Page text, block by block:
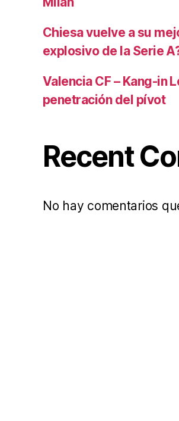
Chiesa vuelve a su
explosivo de la Serie
Valencia CF – Kang-in
penetración del pívot
Recent
No hay comentarios